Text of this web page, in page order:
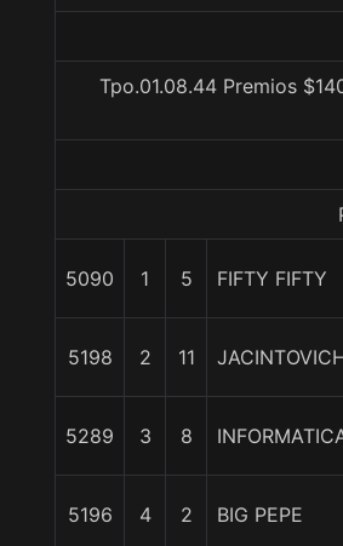
Tpo.01.08.44 Premios
5090 1 5 FIFTY FIFTY
5198 2 11
5289 3 8
5196 4 2 BIG PEPE